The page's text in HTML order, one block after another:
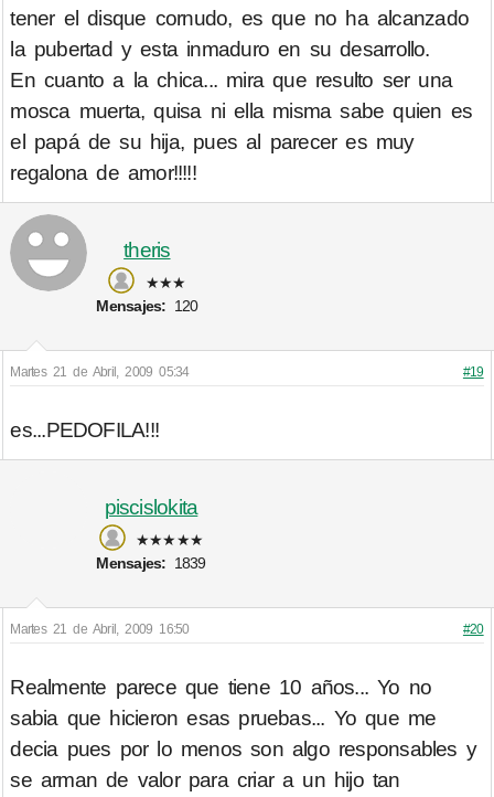
tener el disque cornudo, es que no ha alcanzado
la pubertad y esta inmaduro en su desarrollo.
En cuanto a la chica... mira que resulto ser una
mosca muerta, quisa ni ella misma sabe quien es
el papá de su hija, pues al parecer es muy
regalona de amor!!!!!
theris
★★★
Mensajes: 120
Martes 21 de Abril, 2009 05:34 #19
es...PEDOFILA!!!
piscislokita
★★★★★
Mensajes: 1839
Martes 21 de Abril, 2009 16:50 #20
Realmente parece que tiene 10 años... Yo no
sabia que hicieron esas pruebas... Yo que me
decia pues por lo menos son algo responsables y
se arman de valor para criar a un hijo tan